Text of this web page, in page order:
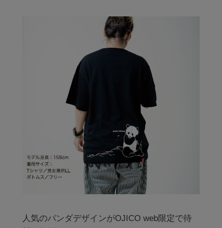
人気のパンダデザインがOJICO web限定で待